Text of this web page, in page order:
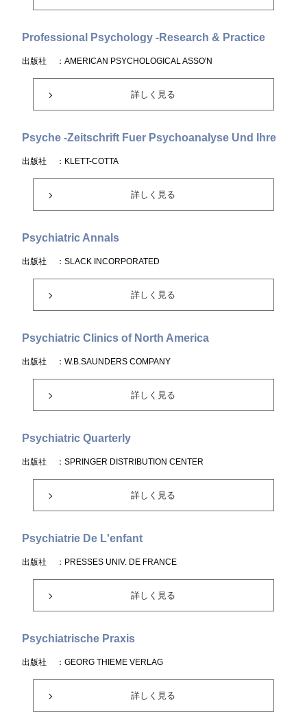
Professional Psychology -Research & Practice
出版社 ：AMERICAN PSYCHOLOGICAL ASSO'N
詳しく見る
Psyche -Zeitschrift Fuer Psychoanalyse Und Ihre
出版社 ：KLETT-COTTA
詳しく見る
Psychiatric Annals
出版社 ：SLACK INCORPORATED
詳しく見る
Psychiatric Clinics of North America
出版社 ：W.B.SAUNDERS COMPANY
詳しく見る
Psychiatric Quarterly
出版社 ：SPRINGER DISTRIBUTION CENTER
詳しく見る
Psychiatrie De L'enfant
出版社 ：PRESSES UNIV. DE FRANCE
詳しく見る
Psychiatrische Praxis
出版社 ：GEORG THIEME VERLAG
詳しく見る